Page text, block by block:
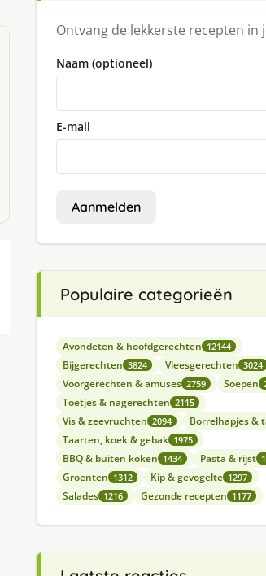
Ontvang de lekkerste recepten in
Naam (optioneel)
E-mail
Aanmelden
Populaire categorieën
Avondeten & hoofdgerechten 12144
Bijgerechten 3824 Vleesgerechten 3024
Voorgerechten & amuses 2759 Soepen
Toetjes & nagerechten 2115
Vis & zeevruchten 2094 Borrelhapjes &
Taarten, koek & gebak 1975
BBQ & buiten koken 1434 Pasta & rijst
Groenten 1312 Kip & gevogelte 1297
Salades 1216 Gezonde recepten 1177